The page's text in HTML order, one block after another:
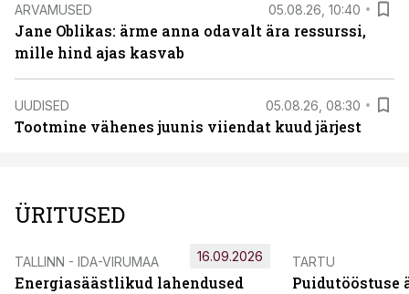
ARVAMUSED 05.08.26, 10:40
Jane Oblikas: ärme anna odavalt ära ressurssi,
mille hind ajas kasvab
UUDISED 05.08.26, 08:30
Tootmine vähenes juunis viiendat kuud järjest
ÜRITUSED
TALLINN - IDA-VIRUMAA
Energiasäästlikud lahendused
16.09.2026 TARTU
Puidutööstuse